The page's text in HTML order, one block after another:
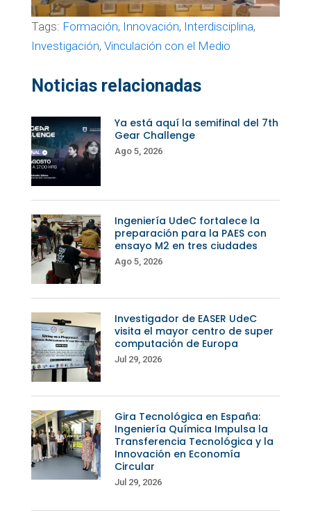
Tags: Formación, Innovación, Interdisciplina,
Investigación, Vinculación con el Medio
Noticias relacionadas
Ya está aquí la semifinal del 7th
Gear Challenge
Ago 5, 2026
Ingeniería UdeC fortalece la
preparación para la PAES con
ensayo M2 en tres ciudades
Ago 5, 2026
Investigador de EASER UdeC
visita el mayor centro de super
computación de Europa
Jul 29, 2026
Gira Tecnológica en España:
Ingeniería Química Impulsa la
Transferencia Tecnológica y la
Innovación en Economía
Circular
Jul 29, 2026